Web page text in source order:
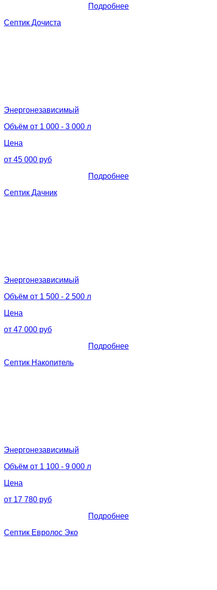
Подробнее
Септик Дочиста
Энергонезависимый
Объём от 1 000 - 3 000 л
Цена
от 45 000 руб
Подробнее
Септик Дачник
Энергонезависимый
Объём от 1 500 - 2 500 л
Цена
от 47 000 руб
Подробнее
Септик Накопитель
Энергонезависимый
Объём от 1 100 - 9 000 л
Цена
от 17 780 руб
Подробнее
Септик Евролос Эко